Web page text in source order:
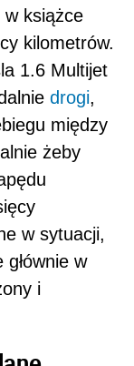
w książce
kilometrów.
1.6 Multijet
drogi,
między
żeby
w sytuacji,
w
i